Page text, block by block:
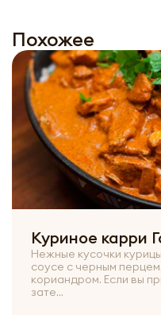
Похожее
Куриное карри
Нежные кусочки
соусе с черным
кориандром. Если вы
зате...